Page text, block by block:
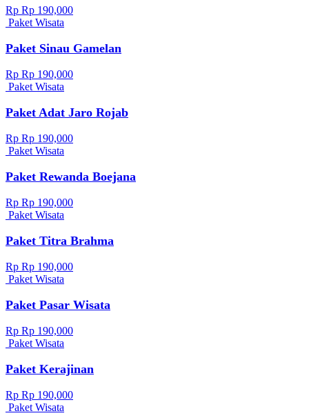
Rp Rp 190,000
Paket Wisata
Paket Sinau Gamelan
Rp Rp 190,000
Paket Wisata
Paket Adat Jaro Rojab
Rp Rp 190,000
Paket Wisata
Paket Rewanda Boejana
Rp Rp 190,000
Paket Wisata
Paket Titra Brahma
Rp Rp 190,000
Paket Wisata
Paket Pasar Wisata
Rp Rp 190,000
Paket Wisata
Paket Kerajinan
Rp Rp 190,000
Paket Wisata